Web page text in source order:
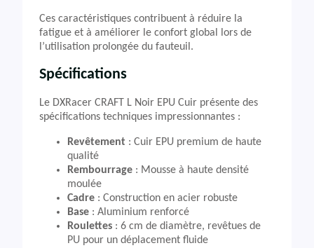
Ces caractéristiques contribuent à réduire la
fatigue et à améliorer le confort global lors de
l’utilisation prolongée du fauteuil.
Spécifications
Le DXRacer CRAFT L Noir EPU Cuir présente des
spécifications techniques impressionnantes :
Revêtement : Cuir EPU premium de haute
qualité
Rembourrage : Mousse à haute densité
moulée
Cadre : Construction en acier robuste
Base : Aluminium renforcé
Roulettes : 6 cm de diamètre, revêtues de
PU pour un déplacement fluide